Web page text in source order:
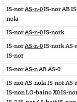
IS-norAS-n-0IS-nor AB
nola
IS-norAS-n-0IS-nork
IS-norAS-n-0IS-nork AS-
IS-nor
IS-norAS-nAB AS-0
IS-nor AS-nola IS-nor AS-
IS-non LO-baino X0 IS-